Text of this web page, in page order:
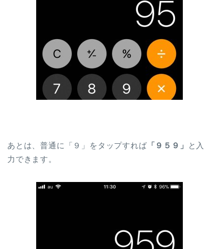
あとは、普通に「９」をタップすれば 「９５９」
と入
力できます。